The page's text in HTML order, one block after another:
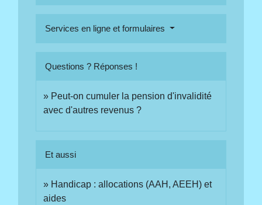
Services en ligne et formulaires
Questions ? Réponses !
Peut-on cumuler la pension d'invalidité
avec d'autres revenus ?
Et aussi
Handicap : allocations (AAH, AEEH) et
aides